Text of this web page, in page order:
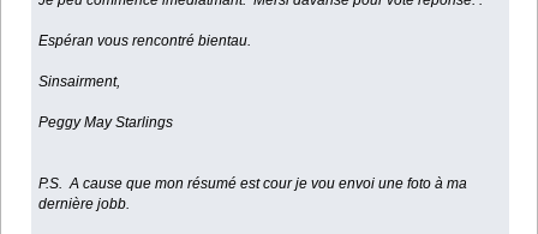
Espéran vous rencontré bientau.
Sinsairment,
Peggy May Starlings
P.S. A cause que mon résumé est cour je vou envoi une foto à ma
dernière jobb.